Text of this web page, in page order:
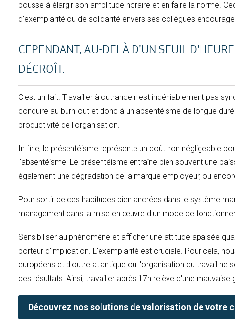
pousse à élargir son amplitude horaire et en faire la norme.
d'exemplarité ou de solidarité envers ses collègues
CEPENDANT, AU-DELÀ D'UN SEUIL
DÉCROÎT.
C'est un fait. Travailler à outrance n'est indéniablement pas
conduire au burn-out et donc à un absentéisme de longue
productivité de l'organisation.
In fine, le présentéisme représente un coût non négligeable
l'absentéisme. Le présentéisme entraîne bien souvent une
également une dégradation de la marque employeur, ou
Pour sortir de ces habitudes bien ancrées dans le système
management dans la mise en œuvre d'un mode de
Sensibiliser au phénomène et afficher une attitude apaisée
porteur d'implication. L'exemplarité est cruciale. Pour cela,
européens et d'outre atlantique où l'organisation du travail ne
des résultats. Ainsi, travailler après 17h relève d'une
Découvrez nos solutions de valorisation de votre